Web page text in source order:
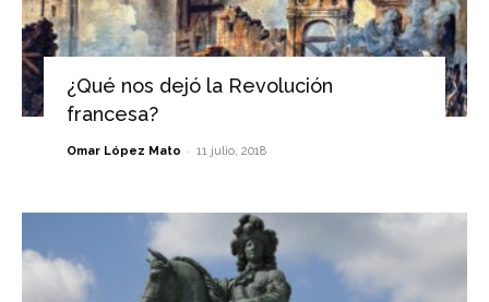
¿Qué nos dejó la Revolución
francesa?
Omar López Mato - 11 julio, 2018